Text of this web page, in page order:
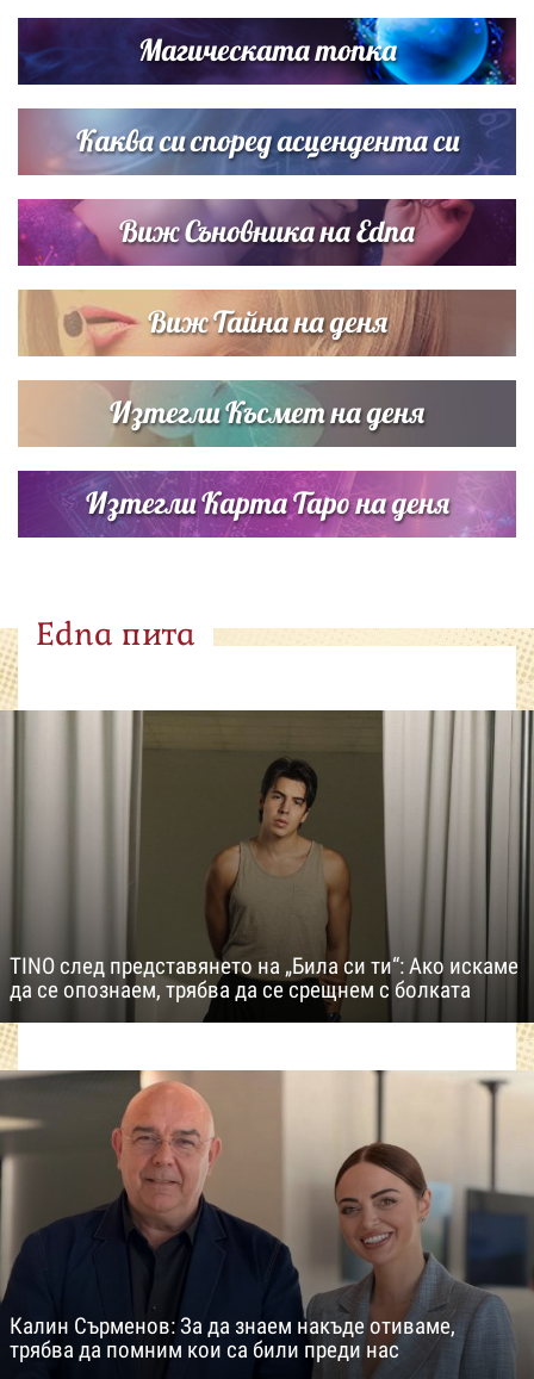
си деца на семейна морска приказка
Звездна ваканция в Майорка: Дженифър Анистън,
Кортни Кокс и Джим Къртис заедно на яхта
Магическата топка
Каква си според асцендента си
Виж Съновника на Edna
Виж Тайна на деня
Изтегли Късмет на деня
Изтегли Карта Таро на деня
Edna пита
TINO след представянето на „Била си ти“: Ако искаме
да се опознаем, трябва да се срещнем с болката
Калин Сърменов: За да знаем накъде отиваме,
трябва да помним кои са били преди нас